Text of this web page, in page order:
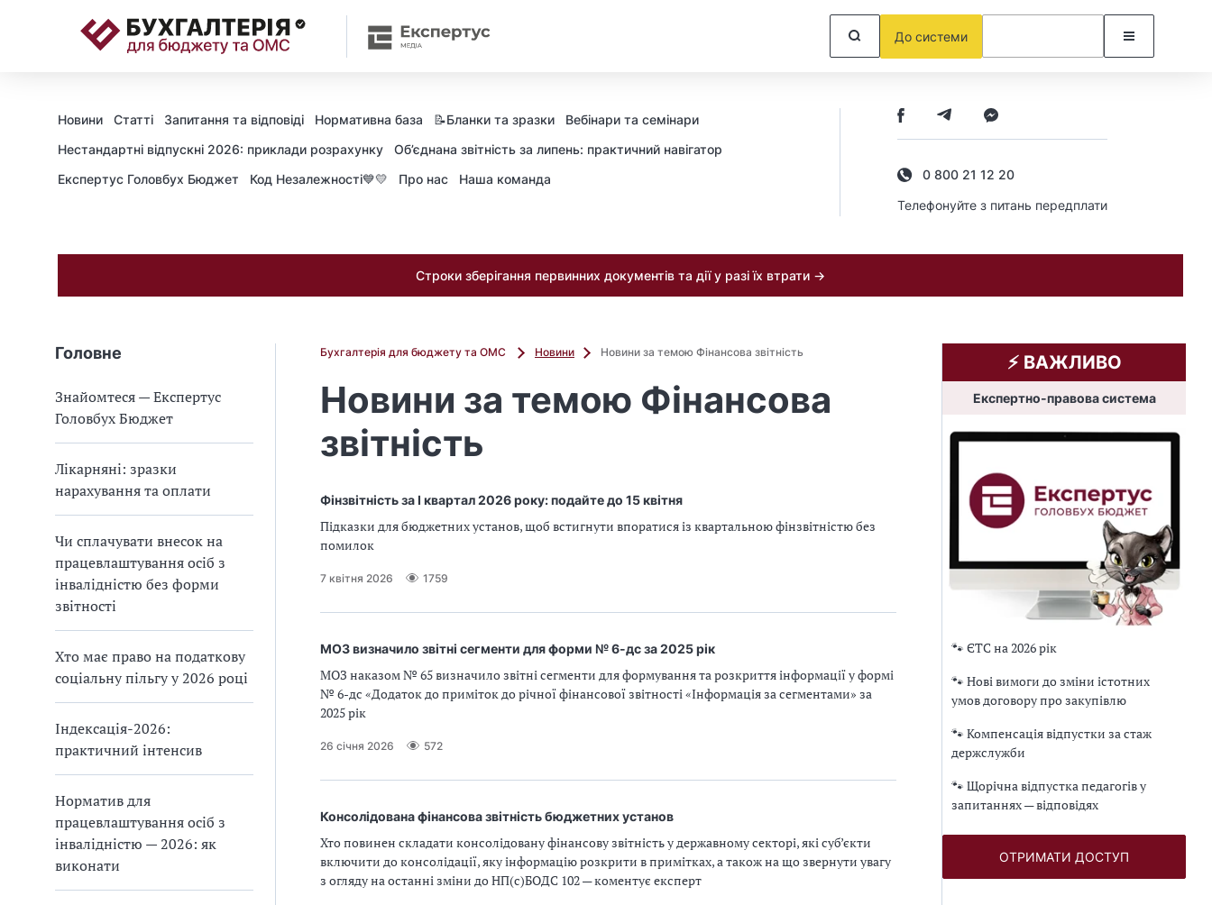
До системи
Новини Статті Запитання та відповіді Нормативна база 📝Бланки та зразки
Вебінари та семінари
Нестандартні відпускні 2026: приклади розрахунку
Об’єднана звітність за липень: практичний навігатор
Експертус Головбух Бюджет
Код Незалежності💙💛 Про нас Наша команда
0 800 21 12 20
Телефонуйте з питань передплати
Строки зберігання первинних документів та дії у разі їх втрати →
Головне
Знайомтеся — Експертус
Головбух Бюджет
Лікарняні: зразки
нарахування та оплати
Чи сплачувати внесок на
працевлаштування осіб з
інвалідністю без форми
звітності
Хто має право на податкову
соціальну пільгу у 2026 році
Індексація-2026:
практичний інтенсив
Норматив для
працевлаштування осіб з
інвалідністю — 2026: як
виконати
Бухгалтерія для бюджету та ОМС Новини Новини за темою Фінансова звітність
Новини за темою Фінансова
звітність
Фінзвітність за I квартал 2026 року: подайте до 15 квітня
Підказки для бюджетних установ, щоб встигнути впоратися із квартальною фінзвітністю без
помилок
7 квітня 2026 1759
МОЗ визначило звітні сегменти для форми № 6-дс за 2025 рік
МОЗ наказом № 65 визначило звітні сегменти для формування та розкриття інформації у формі
№ 6-дс «Додаток до приміток до річної фінансової звітності «Інформація за сегментами» за
2025 рік
26 січня 2026 572
Консолідована фінансова звітність бюджетних установ
Хто повинен складати консолідовану фінансову звітність у державному секторі, які суб’єкти
включити до консолідації, яку інформацію розкрити в примітках, а також на що звернути увагу
з огляду на останні зміни до НП(с)БОДС 102 — коментує експерт
⚡️ ВАЖЛИВО
Експертно-правова система
🐾 ЄТС на 2026 рік
🐾 Нові вимоги до зміни істотних
умов договору про закупівлю
🐾 Компенсація відпустки за стаж
держслужби
🐾 Щорічна відпустка педагогів у
запитаннях — відповідях
ОТРИМАТИ ДОСТУП